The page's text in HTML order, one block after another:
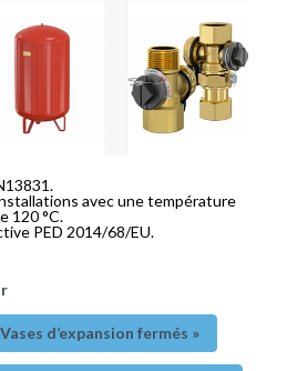
avec une température
120 °C.
PED 2014/68/EU.
d’expansion fermés »